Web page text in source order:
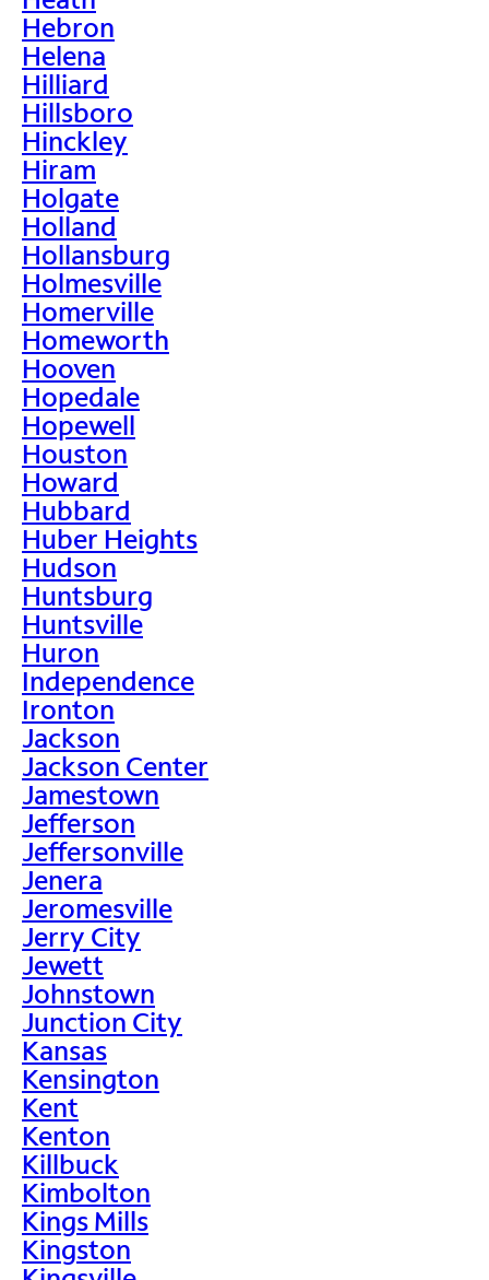
Hebron
Helena
Hilliard
Hillsboro
Hinckley
Hiram
Holgate
Holland
Hollansburg
Holmesville
Homerville
Homeworth
Hooven
Hopedale
Hopewell
Houston
Howard
Hubbard
Huber Heights
Hudson
Huntsburg
Huntsville
Huron
Independence
Ironton
Jackson
Jackson Center
Jamestown
Jefferson
Jeffersonville
Jenera
Jeromesville
Jerry City
Jewett
Johnstown
Junction City
Kansas
Kensington
Kent
Kenton
Killbuck
Kimbolton
Kings Mills
Kingston